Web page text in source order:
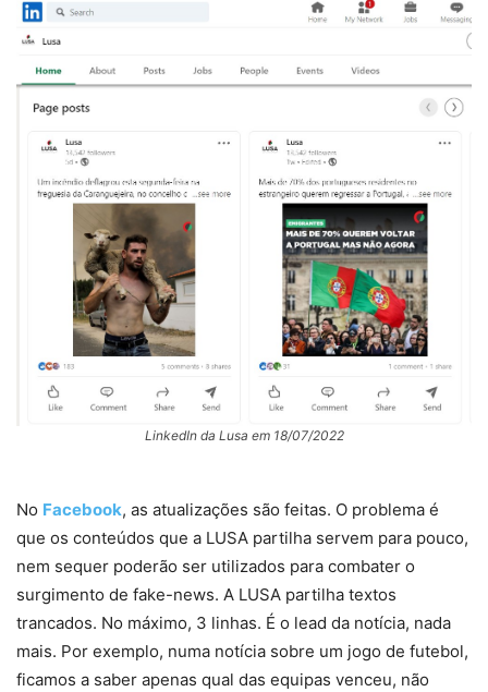
LinkedIn da Lusa em 18/07/2022
No Facebook, as atualizações são feitas. O problema é
que os conteúdos que a LUSA partilha servem para pouco,
nem sequer poderão ser utilizados para combater o
surgimento de fake-news. A LUSA partilha textos
trancados. No máximo, 3 linhas. É o lead da notícia, nada
mais. Por exemplo, numa notícia sobre um jogo de futebol,
ficamos a saber apenas qual das equipas venceu, não